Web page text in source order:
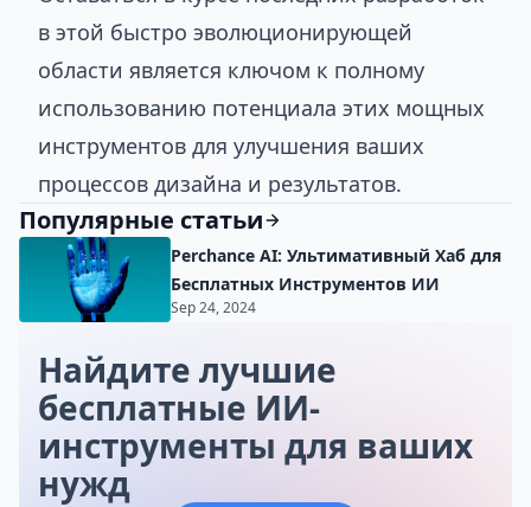
в этой быстро эволюционирующей
области является ключом к полному
использованию потенциала этих мощных
инструментов для улучшения ваших
процессов дизайна и результатов.
Популярные статьи
Perchance AI: Ультимативный Хаб для
Бесплатных Инструментов ИИ
Sep 24, 2024
Найдите лучшие
бесплатные ИИ-
инструменты для ваших
нужд